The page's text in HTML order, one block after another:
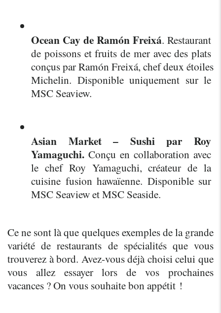
Ocean Cay de Ramón Freixá. Restaurant
de poissons et fruits de mer avec des plats
conçus par Ramón Freixá, chef deux étoiles
Michelin. Disponible uniquement sur le
MSC Seaview.
Asian Market – Sushi par Roy
Yamaguchi. Conçu en collaboration avec
le chef Roy Yamaguchi, créateur de la
cuisine fusion hawaïenne. Disponible sur
MSC Seaview et MSC Seaside.
Ce ne sont là que quelques exemples de la grande
variété de restaurants de spécialités que vous
trouverez à bord. Avez-vous déjà choisi celui que
vous allez essayer lors de vos prochaines
vacances ? On vous souhaite bon appétit !